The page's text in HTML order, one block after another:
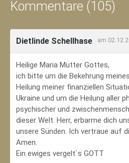
Kommentare (105)
Dietlinde Schellhase am
Heilige Maria Mutter Gottes,
ich bitte um die Bekehrung
Heilung meiner finanziellen
Ukraine und um die Heilung aller
psychischer und
dieser Welt. Herr, erbarme dich
unsere Sünden. Ich vertraue auf
Amen.
Ein ewiges vergelt`s GOTT